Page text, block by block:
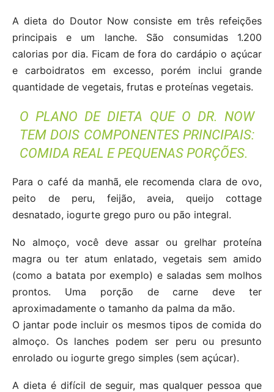
A dieta do Doutor Now consiste em três refeições
principais e um lanche. São consumidas 1.200
calorias por dia. Ficam de fora do cardápio o açúcar
e carboidratos em excesso, porém inclui grande
quantidade de vegetais, frutas e proteínas vegetais.
O PLANO DE DIETA QUE O DR. NOW
TEM DOIS COMPONENTES PRINCIPAIS:
COMIDA REAL E PEQUENAS PORÇÕES.
Para o café da manhã, ele recomenda clara de ovo,
peito de peru, feijão, aveia, queijo cottage
desnatado, iogurte grego puro ou pão integral.
No almoço, você deve assar ou grelhar proteína
magra ou ter atum enlatado, vegetais sem amido
(como a batata por exemplo) e saladas sem molhos
prontos. Uma porção de carne deve ter
aproximadamente o tamanho da palma da mão.
O jantar pode incluir os mesmos tipos de comida do
almoço. Os lanches podem ser peru ou presunto
enrolado ou iogurte grego simples (sem açúcar).
A dieta é difícil de seguir, mas qualquer pessoa que